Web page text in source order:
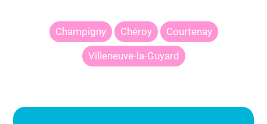
Champigny Chéroy Courtenay
Villeneuve-la-Guyard